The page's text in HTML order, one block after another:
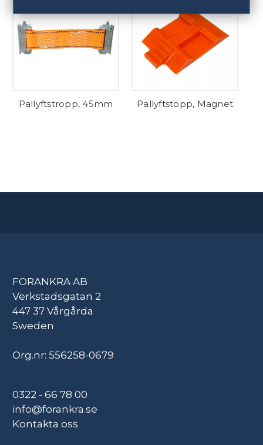
Pallyftstropp, 45mm Pallyftstopp, Magnet
FORANKRA AB
Verkstadsgatan 2
447 37 Vårgårda
Sweden
Org.nr: 556258-0679
0322 - 66 78 00
info@forankra.se
Kontakta oss